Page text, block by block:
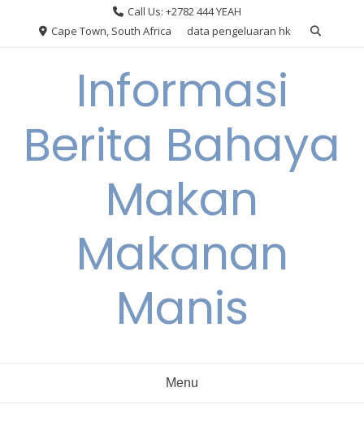
Call Us: +2782 444 YEAH
Cape Town, South Africa
data pengeluaran hk
Informasi
Berita Bahaya
Makan
Makanan
Manis
Menu